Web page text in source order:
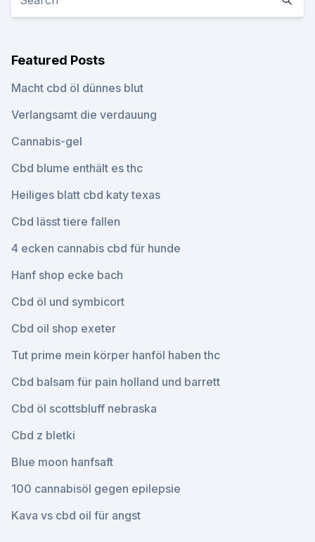
Featured Posts
Macht cbd öl dünnes blut
Verlangsamt die verdauung
Cannabis-gel
Cbd blume enthält es thc
Heiliges blatt cbd katy texas
Cbd lässt tiere fallen
4 ecken cannabis cbd für hunde
Hanf shop ecke bach
Cbd öl und symbicort
Cbd oil shop exeter
Tut prime mein körper hanföl haben thc
Cbd balsam für pain holland und barrett
Cbd öl scottsbluff nebraska
Cbd z bletki
Blue moon hanfsaft
100 cannabisöl gegen epilepsie
Kava vs cbd oil für angst